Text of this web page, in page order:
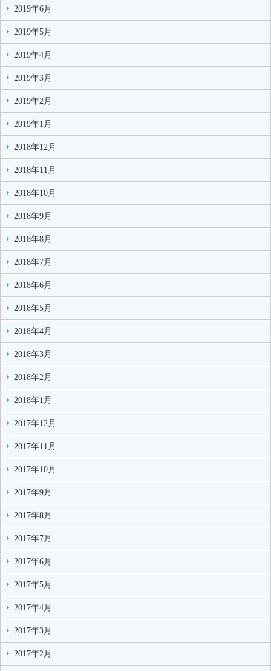
2019年6月
2019年5月
2019年4月
2019年3月
2019年2月
2019年1月
2018年12月
2018年11月
2018年10月
2018年9月
2018年8月
2018年7月
2018年6月
2018年5月
2018年4月
2018年3月
2018年2月
2018年1月
2017年12月
2017年11月
2017年10月
2017年9月
2017年8月
2017年7月
2017年6月
2017年5月
2017年4月
2017年3月
2017年2月